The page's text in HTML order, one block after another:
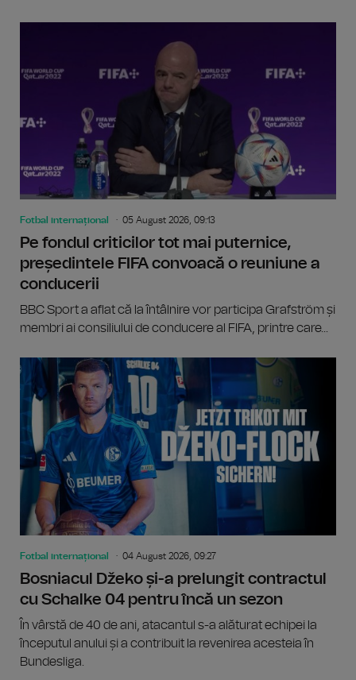
Fotbal internațional 05 August 2026, 09:13
Pe fondul criticilor tot mai puternice,
președintele FIFA convoacă o reuniune a
conducerii
BBC Sport a aflat că la întâlnire vor participa Grafström și
membri ai consiliului de conducere al FIFA, printre care...
Fotbal internațional 04 August 2026, 09:27
Bosniacul Džeko și-a prelungit contractul
cu Schalke 04 pentru încă un sezon
În vârstă de 40 de ani, atacantul s-a alăturat echipei la
începutul anului și a contribuit la revenirea acesteia în
Bundesliga.